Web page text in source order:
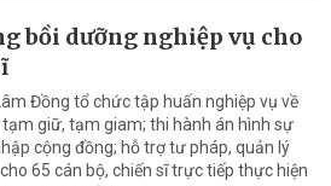
bồi dưỡng nghiệp vụ cho
Đồng tổ chức tập huấn nghiệp vụ về
giữ, tạm giam; thi hành án hình sự
cộng đồng; hỗ trợ tư pháp, quản lý
65 cán bộ, chiến sĩ trực tiếp thực hiện